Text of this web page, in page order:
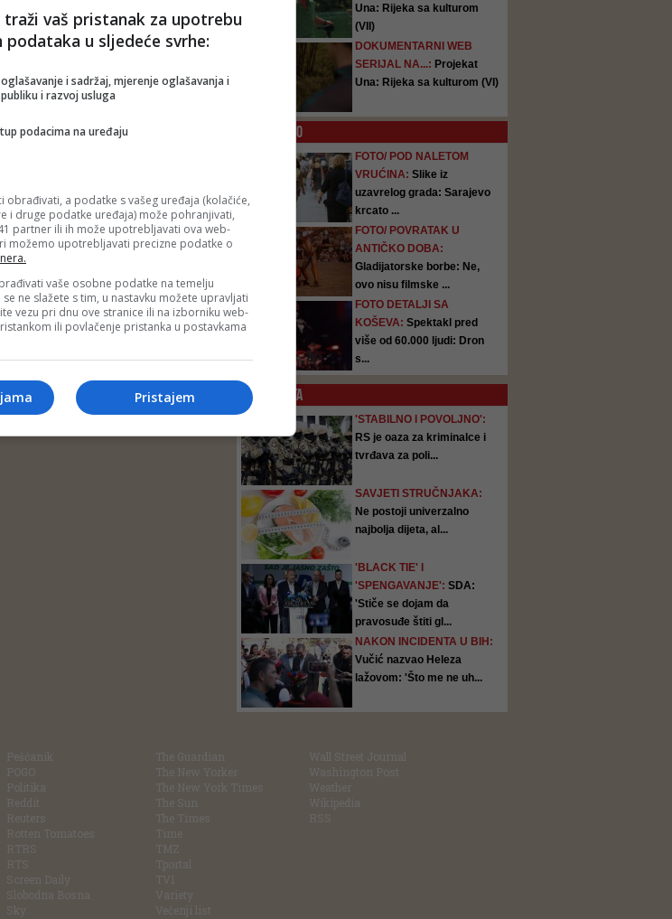
Una: Rijeka sa kulturom
(VII)
DOKUMENTARNI WEB
SERIJAL NA...: Projekat
Una: Rijeka sa kulturom (VI)
FOTO
FOTO/ POD NALETOM
VRUĆINA: Slike iz
uzavrelog grada: Sarajevo
krcato ...
FOTO/ POVRATAK U
ANTIČKO DOBA:
Gladijatorske borbe: Ne,
ovo nisu filmske ...
FOTO DETALJI SA
KOŠEVA: Spektakl pred
više od 60.000 ljudi: Dron
s...
24 SATA
'STABILNO I POVOLJNO':
RS je oaza za kriminalce i
tvrđava za poli...
SAVJETI STRUČNJAKA:
Ne postoji univerzalno
najbolja dijeta, al...
'BLACK TIE' I
'SPENGAVANJE': SDA:
'Stiče se dojam da
pravosuđe štiti gl...
NAKON INCIDENTA U BIH:
Vučić nazvao Heleza
lažovom: 'Što me ne uh...
Pešćanik
POGO
Politika
Reddit
Reuters
Rotten Tomatoes
RTRS
RTS
Screen Daily
Slobodna Bosna
Sky
The Guardian
The New Yorker
The New York Times
The Sun
The Times
Time
TMZ
Tportal
TV1
Variety
Večenji list
Wall Street Journal
Washington Post
Weather
Wikipedia
RSS
traži vaš pristanak za upotrebu
podataka u sljedeće svrhe:
i sadržaj, mjerenje oglašavanja i
i razvoj usluga
podacima na uređaju
obrađivati, a podatke s vašeg uređaja (kolačiće,
i druge podatke uređaja) može pohranjivati,
partner ili ih može upotrebljavati ova web-
možemo upotrebljavati precizne podatke o
vaše osobne podatke na temelju
ne slažete s tim, u nastavku možete upravljati
vezu pri dnu ove stranice ili na izborniku web-
ili povlačenje pristanka u postavkama
Pristajem